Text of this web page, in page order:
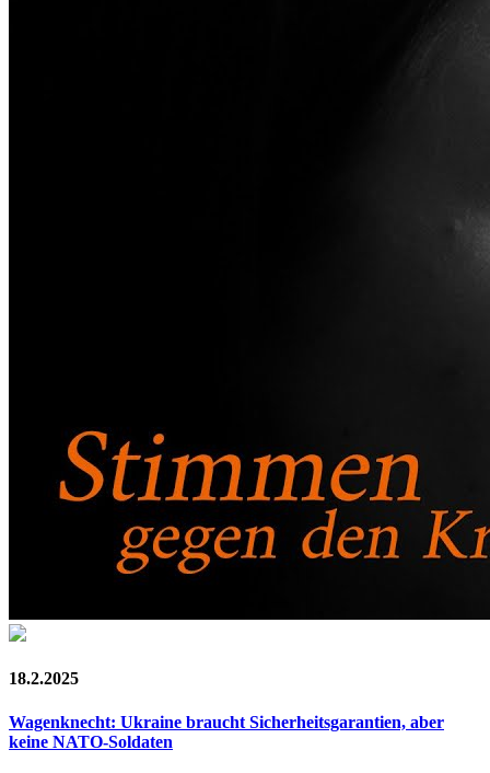
18.2.2025
Wagenknecht: Ukraine braucht Sicherheitsgarantien, aber
keine NATO-Soldaten